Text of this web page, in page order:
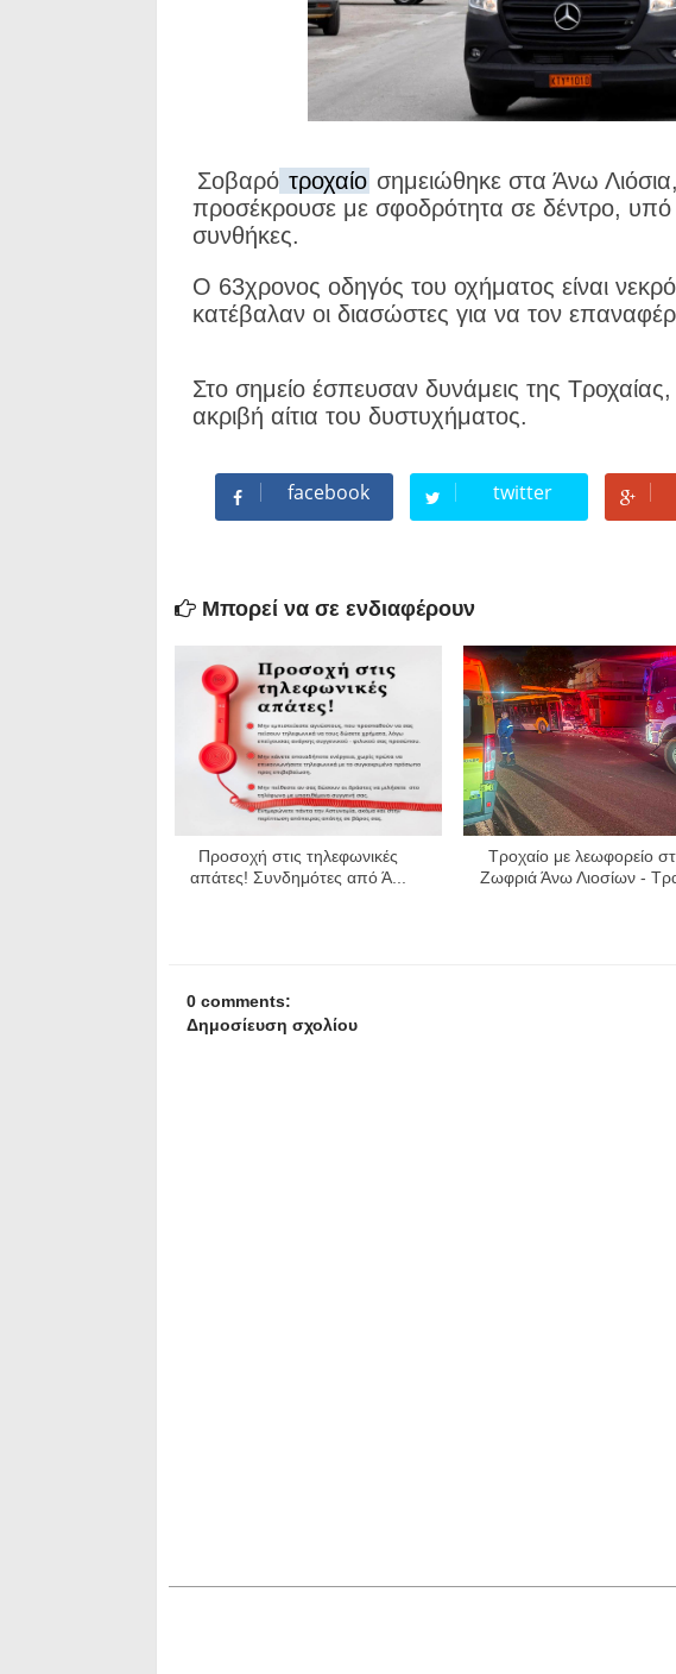
Σοβαρό τροχαίο σημειώθηκε στα Άνω
προσέκρουσε με σφοδρότητα σε δέντρο, υπό
συνθήκες.
Ο 63χρονος οδηγός του οχήματος είναι
κατέβαλαν οι διασώστες για να τον
Στο σημείο έσπευσαν δυνάμεις της Τροχαίας,
ακριβή αίτια του δυστυχήματος.
facebook twitter
Μπορεί να σε ενδιαφέρουν
Προσοχή στις τηλεφωνικές
απάτες! Συνδημότες από Ά...
Τροχαίο με λεωφορείο
Ζωφριά Άνω Λιοσίων -
0 comments:
Δημοσίευση σχολίου